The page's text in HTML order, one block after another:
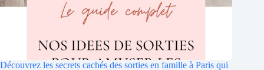
Découvrez les secrets cachés des sorties en famille à Paris qui